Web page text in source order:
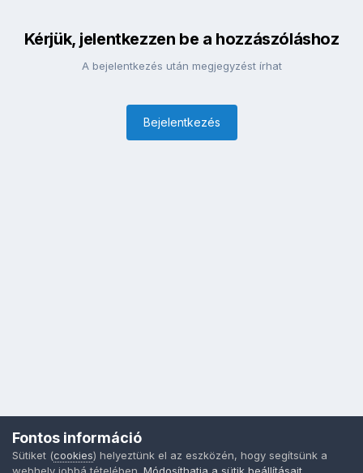
Kérjük, jelentkezzen be a hozzászóláshoz
A bejelentkezés után megjegyzést írhat
Bejelentkezés
Fontos információ
Sütiket (cookies) helyeztünk el az eszközén, hogy segítsünk a